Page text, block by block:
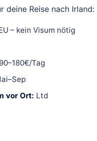
deine Reise nach Irland:
– kein Visum nötig
Tag
vor Ort: Ltd